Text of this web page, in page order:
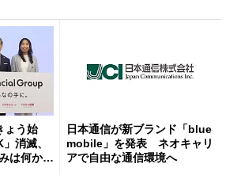
ょう始
消滅、
は何か解
日本通信が新ブランド「blue
mobile」を発表 ネオキャリ
アで自由な通信環境へ